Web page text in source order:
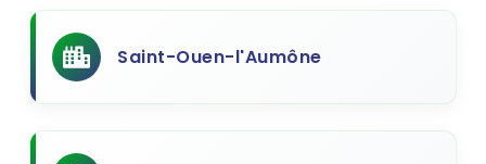
Saint-Ouen-l'Aumône